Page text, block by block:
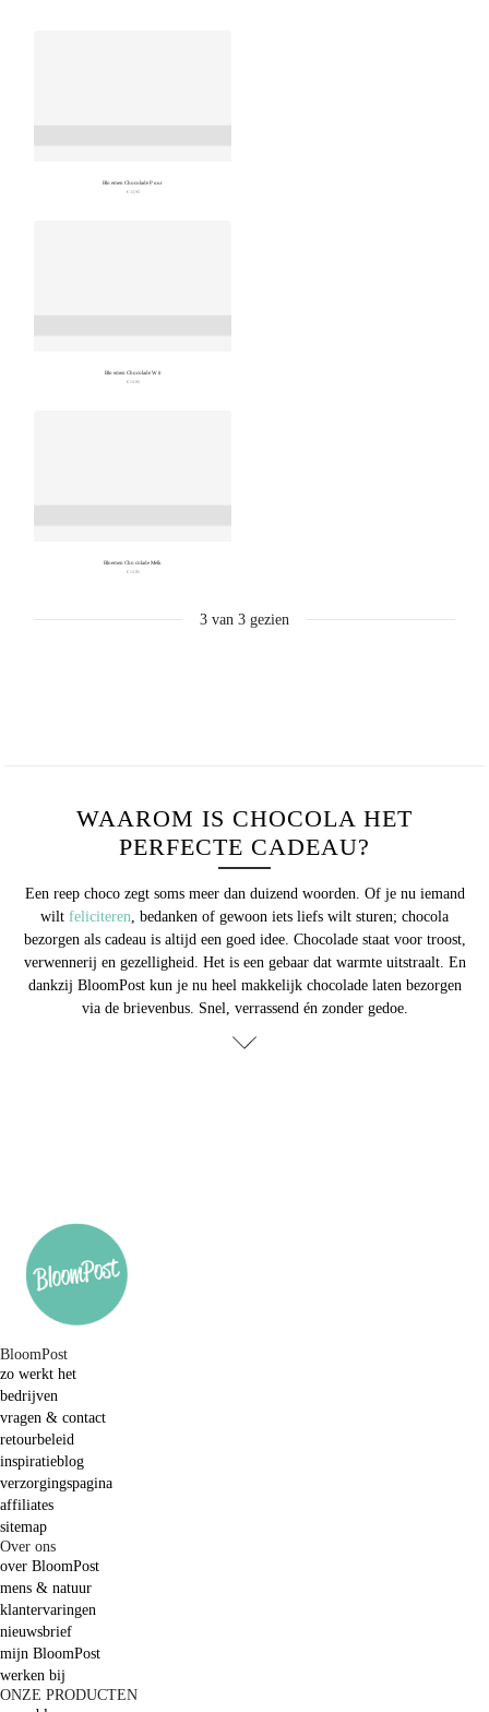
Bloemen Chocolade Puur
€ 13,95
Bloemen Chocolade Wit
€ 13,95
Bloemen Chocolade Melk
€ 13,95
3 van 3 gezien
WAAROM IS CHOCOLA HET
PERFECTE CADEAU?
Een reep choco zegt soms meer dan duizend woorden. Of je nu iemand
wilt feliciteren, bedanken of gewoon iets liefs wilt sturen; chocola
bezorgen als cadeau is altijd een goed idee. Chocolade staat voor troost,
verwennerij en gezelligheid. Het is een gebaar dat warmte uitstraalt. En
dankzij BloomPost kun je nu heel makkelijk chocolade laten bezorgen
via de brievenbus. Snel, verrassend én zonder gedoe.
BloomPost
zo werkt het
bedrijven
vragen & contact
retourbeleid
inspiratieblog
verzorgingspagina
affiliates
sitemap
Over ons
over BloomPost
mens & natuur
klantervaringen
nieuwsbrief
mijn BloomPost
werken bij
ONZE PRODUCTEN